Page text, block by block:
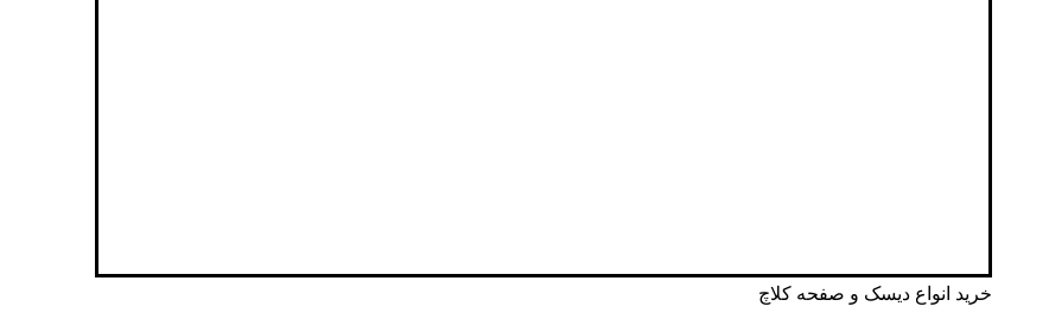
خرید انواع دیسک و صفحه کلاچ